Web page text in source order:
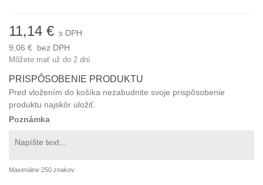
11,14 € s DPH
9,06 € bez DPH
Môžete mať už do 2 dní
PRISPÔSOBENIE PRODUKTU
Pred vložením do košíka nezabudnite svoje prispôsobenie
produktu najskôr uložiť.
Poznámka
Maximálne 250 znakov